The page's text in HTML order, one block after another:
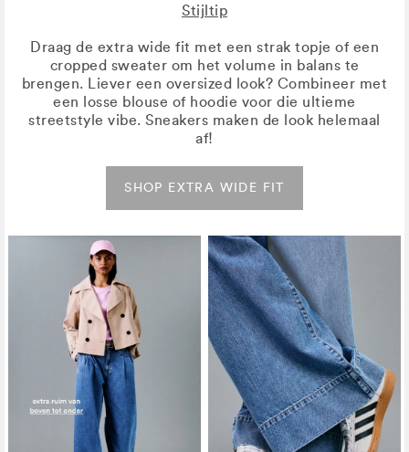
Stijltip
Draag de extra wide fit met een strak topje of een
cropped sweater om het volume in balans te
brengen. Liever een oversized look? Combineer met
een losse blouse of hoodie voor die ultieme
streetstyle vibe. Sneakers maken de look helemaal
af!
SHOP EXTRA WIDE FIT